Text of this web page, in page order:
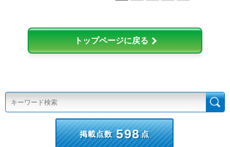
トップページに戻る
掲載点数 598点